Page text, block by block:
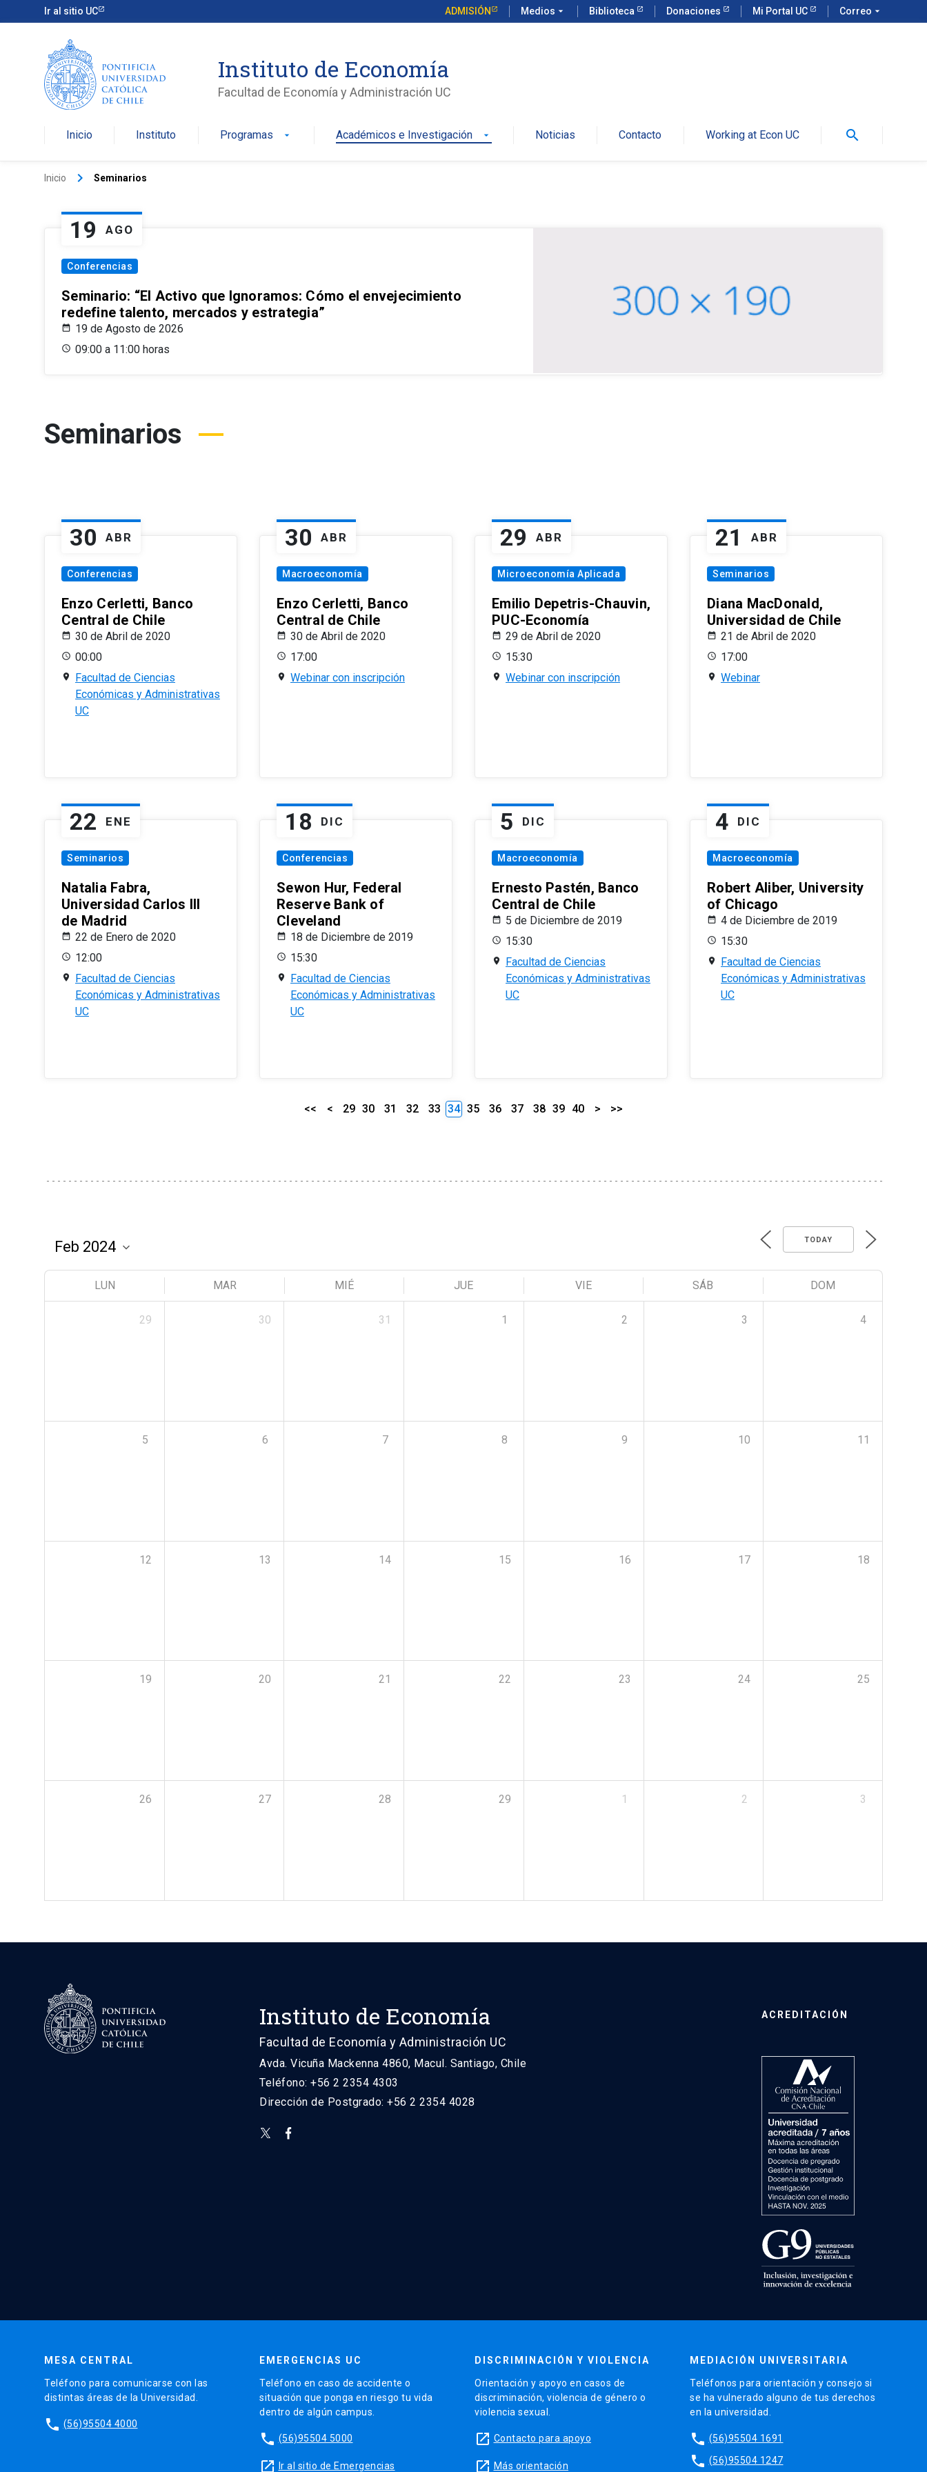
Ir al sitio UC ADMISIÓN Medios arrow_drop_down Biblioteca Donaciones Mi Portal UC Correo arrow_drop_down
Instituto de Economía
Facultad de Economía y Administración UC
Inicio Instituto Programas arrow_drop_down Académicos e Investigación arrow_drop_down Noticias Contacto Working at Econ UC search
Inicio keyboard_arrow_right Seminarios
19 AGO
Conferencias
Seminario: “El Activo que Ignoramos: Cómo el envejecimiento
redefine talento, mercados y estrategia”
19 de Agosto de 2026
09:00 a 11:00 horas
Seminarios
30 ABR
Conferencias
Enzo Cerletti, Banco
Central de Chile
30 de Abril de 2020
00:00
Facultad de Ciencias
Económicas y Administrativas
UC
30 ABR
Macroeconomía
Enzo Cerletti, Banco
Central de Chile
30 de Abril de 2020
17:00
Webinar con inscripción
29 ABR
Microeconomía Aplicada
Emilio Depetris-Chauvin,
PUC-Economía
29 de Abril de 2020
15:30
Webinar con inscripción
21 ABR
Seminarios
Diana MacDonald,
Universidad de Chile
21 de Abril de 2020
17:00
Webinar
22 ENE
Seminarios
Natalia Fabra,
Universidad Carlos III
de Madrid
22 de Enero de 2020
12:00
Facultad de Ciencias
Económicas y Administrativas
UC
18 DIC
Conferencias
Sewon Hur, Federal
Reserve Bank of
Cleveland
18 de Diciembre de 2019
15:30
Facultad de Ciencias
Económicas y Administrativas
UC
5 DIC
Macroeconomía
Ernesto Pastén, Banco
Central de Chile
5 de Diciembre de 2019
15:30
Facultad de Ciencias
Económicas y Administrativas
UC
4 DIC
Macroeconomía
Robert Aliber, University
of Chicago
4 de Diciembre de 2019
15:30
Facultad de Ciencias
Económicas y Administrativas
UC
<< < 29 30 31 32 33 34 35 36 37 38 39 40 > >>
TODAY
LUN MAR MIÉ JUE VIE SÁB DOM
29 30 31 1 2 3 4
5 6 7 8 9 10 11
12 13 14 15 16 17 18
19 20 21 22 23 24 25
26 27 28 29 1 2 3
Instituto de Economía
Facultad de Economía y Administración UC
Avda. Vicuña Mackenna 4860, Macul. Santiago, Chile
Teléfono: +56 2 2354 4303
Dirección de Postgrado: +56 2 2354 4028
ACREDITACIÓN
MESA CENTRAL
Teléfono para comunicarse con las
distintas áreas de la Universidad.
phone (56)95504 4000
EMERGENCIAS UC
Teléfono en caso de accidente o
situación que ponga en riesgo tu vida
dentro de algún campus.
phone (56)95504 5000
launch Ir al sitio de Emergencias
DISCRIMINACIÓN Y VIOLENCIA
Orientación y apoyo en casos de
discriminación, violencia de género o
violencia sexual.
launch Contacto para apoyo
launch Más orientación
MEDIACIÓN UNIVERSITARIA
Teléfonos para orientación y consejo si
se ha vulnerado alguno de tus derechos
en la universidad.
phone (56)95504 1691
phone (56)95504 1247